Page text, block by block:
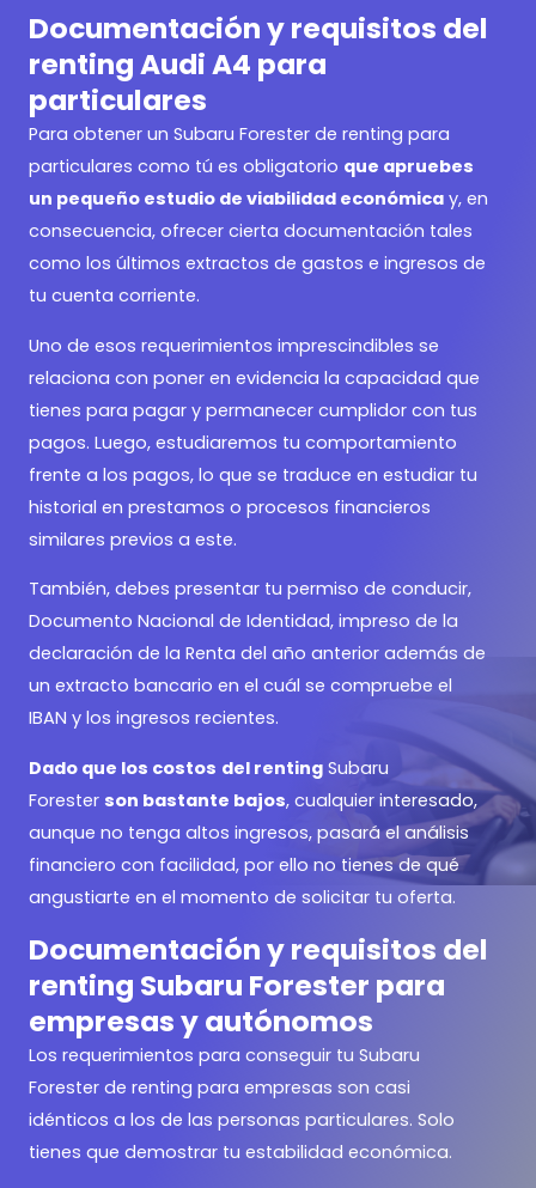
Documentación y requisitos del
renting Audi A4 para
particulares
Para obtener un Subaru Forester de renting para
particulares como tú es obligatorio que apruebes
un pequeño estudio de viabilidad económica y, en
consecuencia, ofrecer cierta documentación tales
como los últimos extractos de gastos e ingresos de
tu cuenta corriente.
Uno de esos requerimientos imprescindibles se
relaciona con poner en evidencia la capacidad que
tienes para pagar y permanecer cumplidor con tus
pagos. Luego, estudiaremos tu comportamiento
frente a los pagos, lo que se traduce en estudiar tu
historial en prestamos o procesos financieros
similares previos a este.
También, debes presentar tu permiso de conducir,
Documento Nacional de Identidad, impreso de la
declaración de la Renta del año anterior además de
un extracto bancario en el cuál se compruebe el
IBAN y los ingresos recientes.
Dado que los costos del renting Subaru
Forester son bastante bajos, cualquier interesado,
aunque no tenga altos ingresos, pasará el análisis
financiero con facilidad, por ello no tienes de qué
angustiarte en el momento de solicitar tu oferta.
Documentación y requisitos del
renting Subaru Forester para
empresas y autónomos
Los requerimientos para conseguir tu Subaru
Forester de renting para empresas son casi
idénticos a los de las personas particulares. Solo
tienes que demostrar tu estabilidad económica.